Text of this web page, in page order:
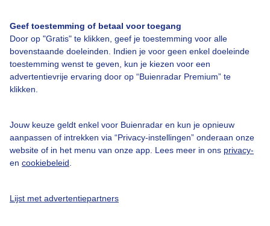
Geef toestemming of betaal voor toegang
Door op "Gratis" te klikken, geef je toestemming voor alle
bovenstaande doeleinden. Indien je voor geen enkel doeleinde
toestemming wenst te geven, kun je kiezen voor een
advertentievrije ervaring door op “Buienradar Premium” te
klikken.
Jouw keuze geldt enkel voor Buienradar en kun je opnieuw
aanpassen of intrekken via “Privacy-instellingen” onderaan onze
website of in het menu van onze app. Lees meer in ons privacy-
en cookiebeleid
Lijst met advertentiepartners
Toegankelijkheid
Gebruikersvoorwaarden
Adverteren
Buienradar Team
Cookie beleid
@BuienradarNL